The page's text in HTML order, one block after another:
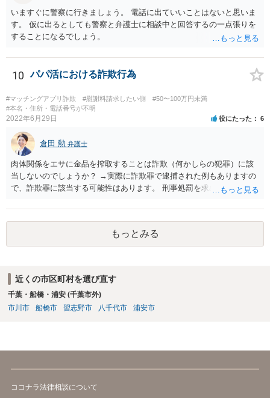
いますぐに警察に行きましょう。 電話に出ていいことはないと思いま
す。 仮に出るとしても警察と弁護士に相談中と回答するの一点張りを
することになるでしょう。
10 パパ活における詐欺行為
#マッチングアプリ詐欺 #慰謝料請求したい側
#50〜100万円未満
#本名・住所・電話番号が不明
2022年6月29日 役にたった 6
倉田 勲 弁護士
肉体関係をエサに金品を搾取することは詐欺（何かしらの犯罪）に該
当しないのでしょうか？ →実際に詐欺罪で逮捕された例もありますの
で、詐欺罪に該当する可能性はあります。 刑事処罰を求めたいという
もっとみる
近くの市区町村を選び直す
千葉・船橋・浦安 (千葉市外)
市川市
船橋市 習志野市 八千代市 浦安市
ココナラ法律相談について